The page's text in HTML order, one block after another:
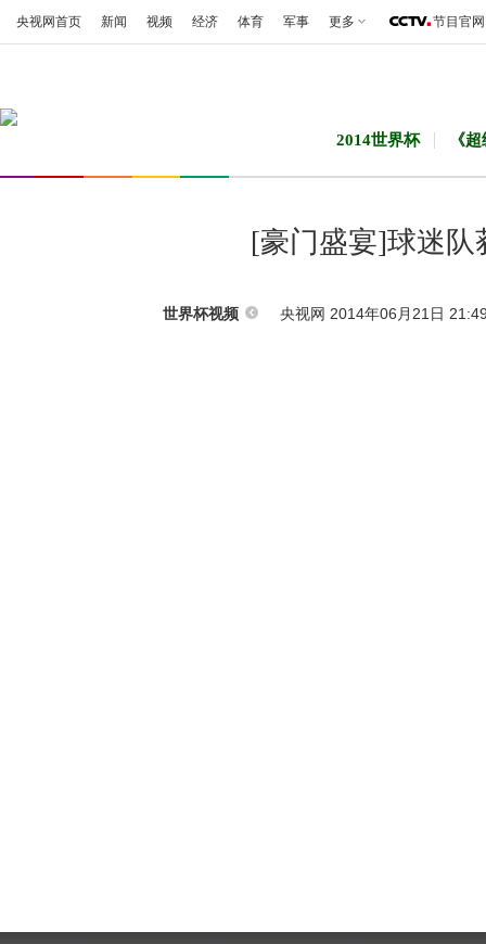
央视网首页 新闻 视频 经济 体育 军事 更多 节目官网
2014世界杯 《
[豪门盛宴]球迷队
世界杯视频 央视网 2014年06月21日